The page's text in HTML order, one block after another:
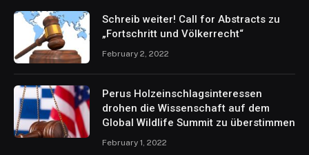
Schreib weiter! Call for Abstracts zu
„Fortschritt und Völkerrecht“
February 2, 2022
Perus Holzeinschlagsinteressen
drohen die Wissenschaft auf dem
Global Wildlife Summit zu überstimmen
February 1, 2022